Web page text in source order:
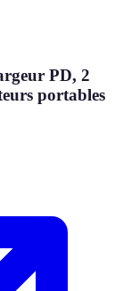
PD, 2
portables